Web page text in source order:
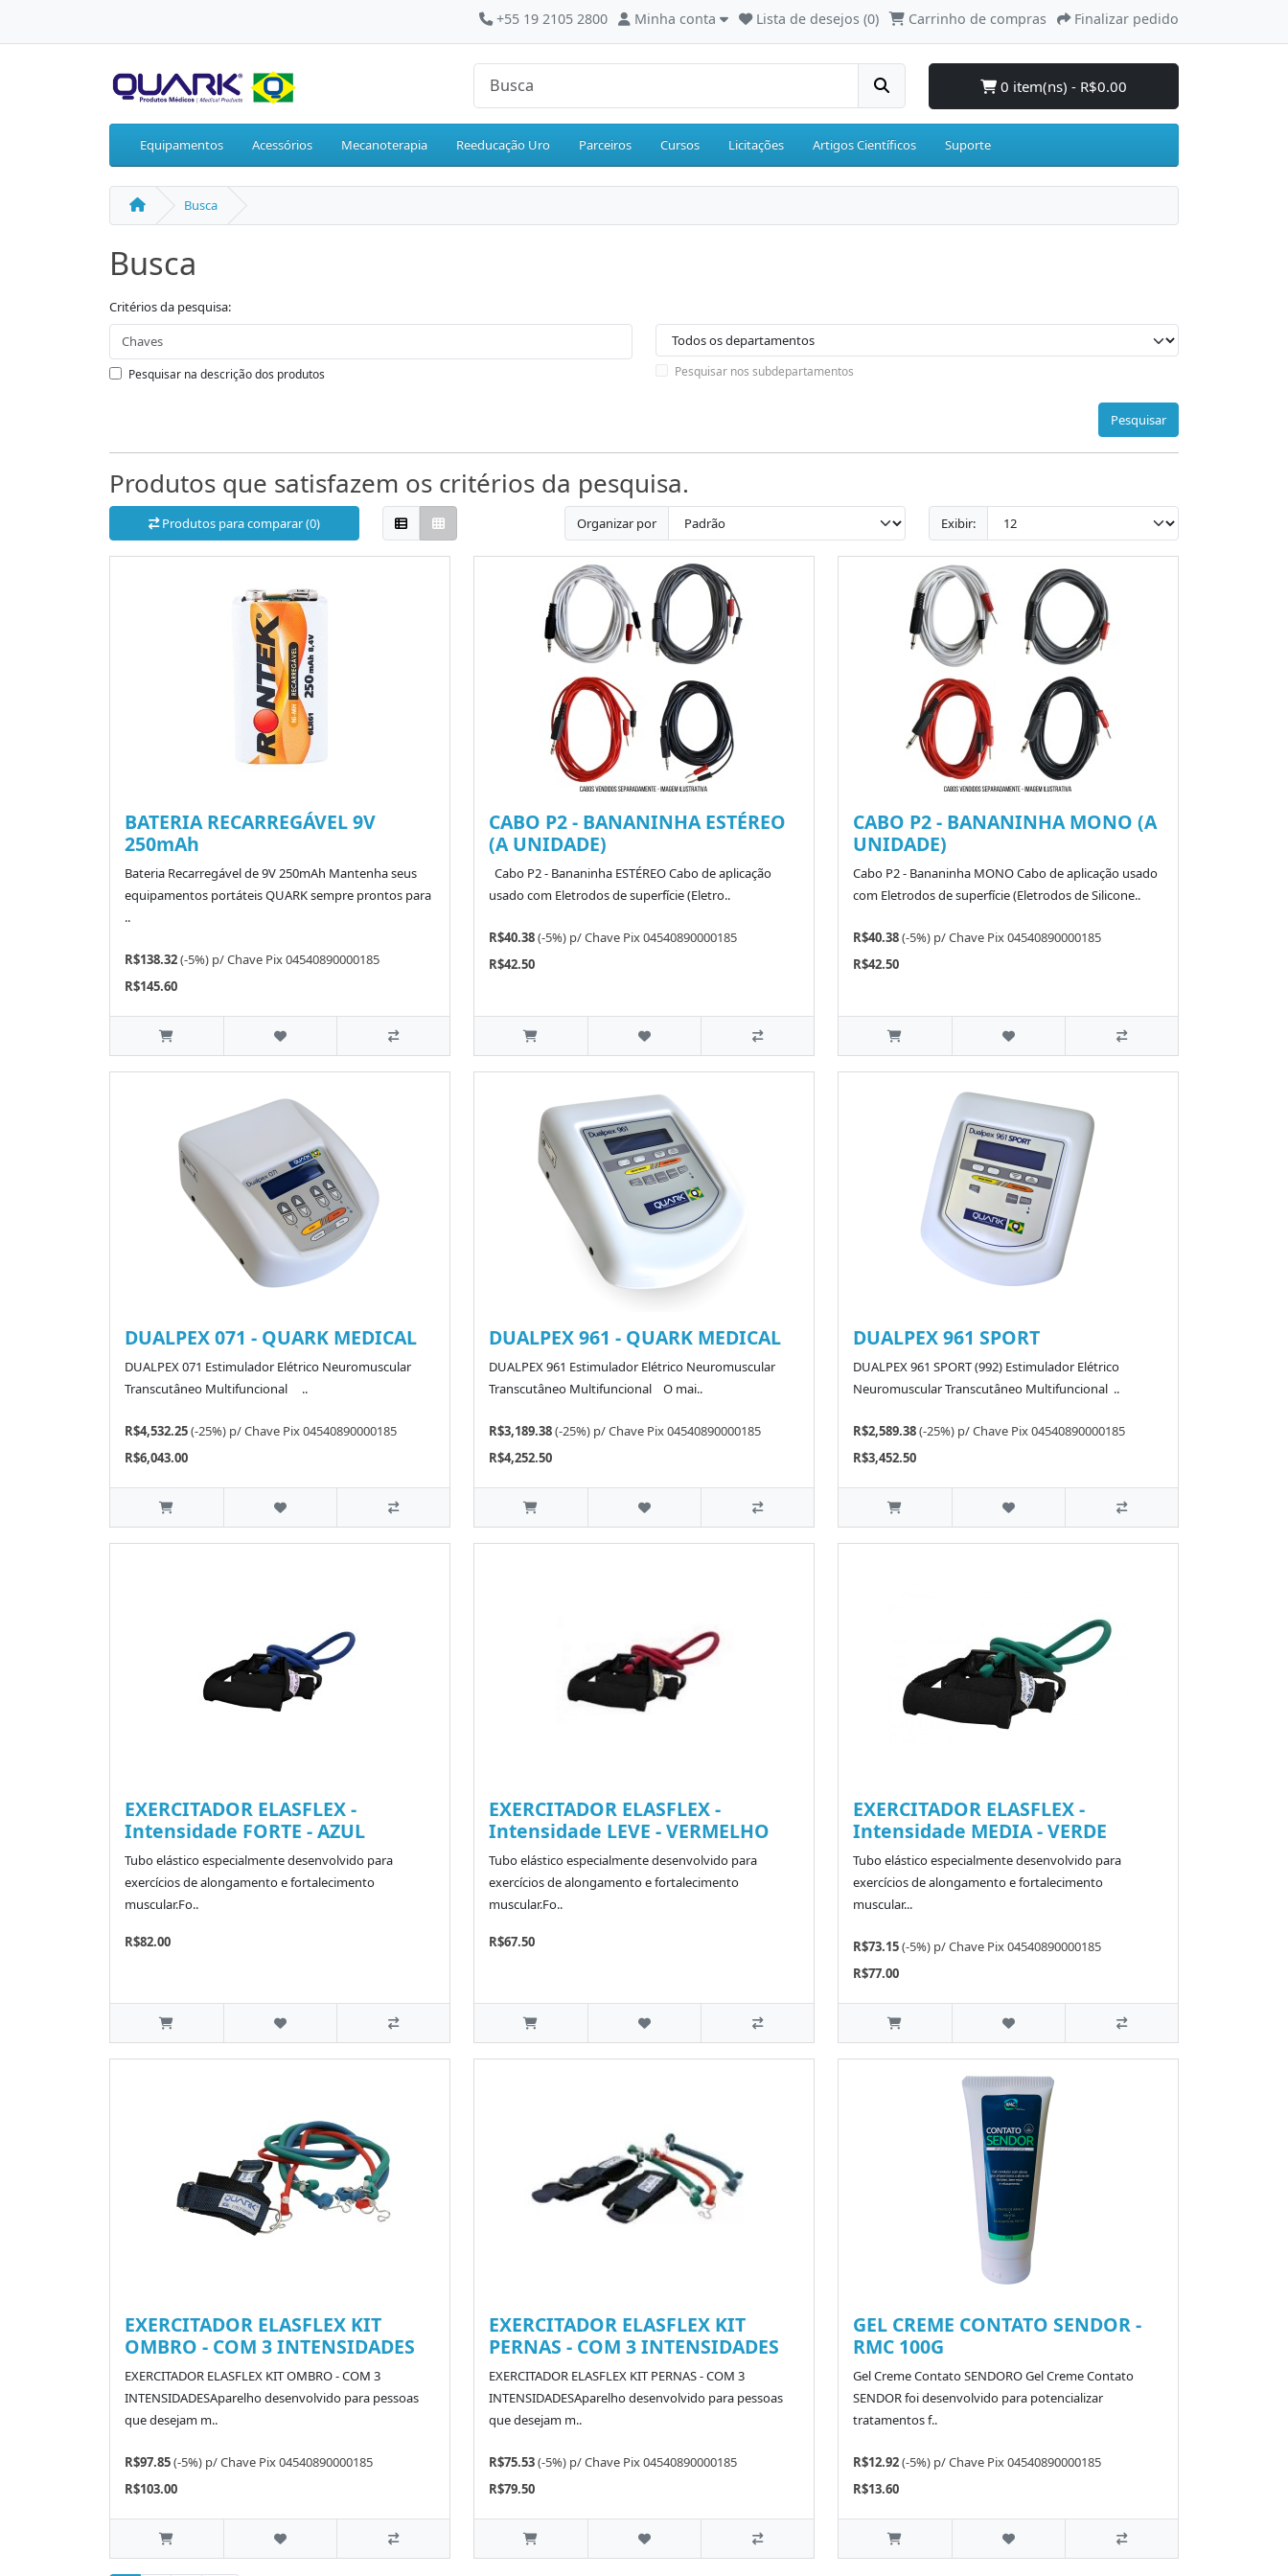
+55 19 2105 2800 Minha conta Lista de desejos (0) Carrinho de compras Finalizar pedido
0 item(ns) - R$0.00
Equipamentos Acessórios Mecanoterapia Reeducação Uro Parceiros Cursos Licitações Artigos Científicos Suporte
Busca
Busca
Critérios da pesquisa:
Pesquisar na descrição dos produtos Pesquisar nos subdepartamentos
Pesquisar
Produtos que satisfazem os critérios da pesquisa.
Produtos para comparar (0) Organizar por Exibir:
BATERIA RECARREGÁVEL 9V
250mAh
Bateria Recarregável de 9V 250mAh Mantenha seus
equipamentos portáteis QUARK sempre prontos para
..
R$138.32(-5%) p/Chave Pix 04540890000185
R$145.60
CABO P2 - BANANINHA ESTÉREO
(A UNIDADE)
Cabo P2 - Bananinha ESTÉREO Cabo de aplicação
usado com Eletrodos de superfície (Eletro..
R$40.38(-5%) p/Chave Pix 04540890000185
R$42.50
CABO P2 - BANANINHA MONO (A
UNIDADE)
Cabo P2 - Bananinha MONO Cabo de aplicação usado
com Eletrodos de superfície (Eletrodos de Silicone..
R$40.38(-5%) p/Chave Pix 04540890000185
R$42.50
DUALPEX 071 - QUARK MEDICAL
DUALPEX 071 Estimulador Elétrico Neuromuscular
Transcutâneo Multifuncional ..
R$4,532.25(-25%) p/Chave Pix 04540890000185
R$6,043.00
DUALPEX 961 - QUARK MEDICAL
DUALPEX 961 Estimulador Elétrico Neuromuscular
Transcutâneo Multifuncional O mai..
R$3,189.38(-25%) p/Chave Pix 04540890000185
R$4,252.50
DUALPEX 961 SPORT
DUALPEX 961 SPORT (992) Estimulador Elétrico
Neuromuscular Transcutâneo Multifuncional ..
R$2,589.38(-25%) p/Chave Pix 04540890000185
R$3,452.50
EXERCITADOR ELASFLEX -
Intensidade FORTE - AZUL
Tubo elástico especialmente desenvolvido para
exercícios de alongamento e fortalecimento
muscular.Fo..
R$82.00
EXERCITADOR ELASFLEX -
Intensidade LEVE - VERMELHO
Tubo elástico especialmente desenvolvido para
exercícios de alongamento e fortalecimento
muscular.Fo..
R$67.50
EXERCITADOR ELASFLEX -
Intensidade MEDIA - VERDE
Tubo elástico especialmente desenvolvido para
exercícios de alongamento e fortalecimento
muscular...
R$73.15(-5%) p/Chave Pix 04540890000185
R$77.00
EXERCITADOR ELASFLEX KIT
OMBRO - COM 3 INTENSIDADES
EXERCITADOR ELASFLEX KIT OMBRO - COM 3
INTENSIDADESAparelho desenvolvido para pessoas
que desejam m..
R$97.85(-5%) p/Chave Pix 04540890000185
R$103.00
EXERCITADOR ELASFLEX KIT
PERNAS - COM 3 INTENSIDADES
EXERCITADOR ELASFLEX KIT PERNAS - COM 3
INTENSIDADESAparelho desenvolvido para pessoas
que desejam m..
R$75.53(-5%) p/Chave Pix 04540890000185
R$79.50
GEL CREME CONTATO SENDOR -
RMC 100G
Gel Creme Contato SENDORO Gel Creme Contato
SENDOR foi desenvolvido para potencializar
tratamentos f..
R$12.92(-5%) p/Chave Pix 04540890000185
R$13.60